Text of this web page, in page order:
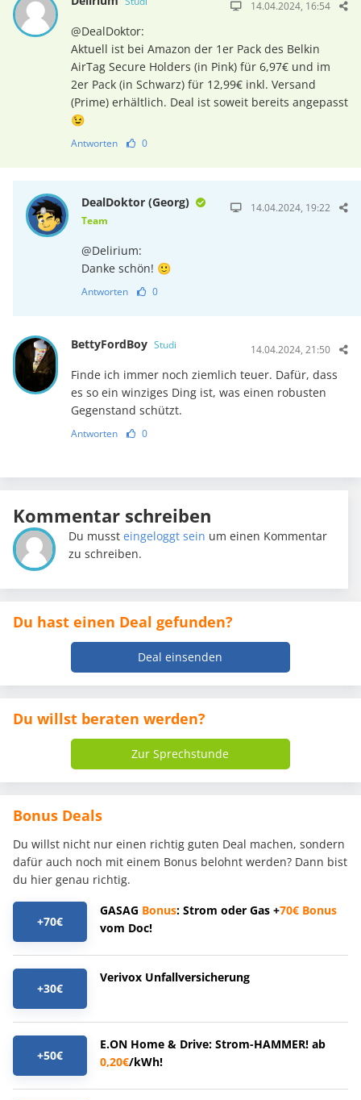
14.04.2024, 16:54
@DealDoktor:
Aktuell ist bei Amazon der 1er Pack des Belkin
AirTag Secure Holders (in Pink) für 6,97€ und im
2er Pack (in Schwarz) für 12,99€ inkl. Versand
(Prime) erhältlich. Deal ist soweit bereits angepasst
😉
Antworten 0
DealDoktor (Georg)
Team
14.04.2024, 19:22
@Delirium:
Danke schön! 🙂
Antworten 0
BettyFordBoy Studi 14.04.2024, 21:50
Finde ich immer noch ziemlich teuer. Dafür, dass
es so ein winziges Ding ist, was einen robusten
Gegenstand schützt.
Antworten 0
Kommentar schreiben
Du mussteingeloggt sein um einen Kommentar
zu schreiben.
Du hast einen Deal gefunden?
Deal einsenden
Du willst beraten werden?
Zur Sprechstunde
Bonus Deals
Du willst nicht nur einen richtig guten Deal machen, sondern
dafür auch noch mit einem Bonus belohnt werden? Dann bist
du hier genau richtig.
+70€
GASAG Bonus: Strom oder Gas +70€ Bonus
vom Doc!
+30€
Verivox Unfallversicherung
+50€
E.ON Home & Drive: Strom-HAMMER! ab
0,20€/kWh!